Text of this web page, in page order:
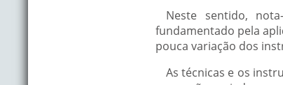
Neste sentido,
fundamentado pela
pouca variação dos
As técnicas e os